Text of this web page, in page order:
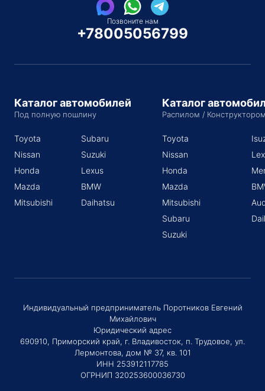
Позвоните нам
+78005056799
Каталог автомобилей
Под полную пошлину
Toyota
Nissan
Honda
Mazda
Mitsubishi
Subaru
Suzuki
Lexus
BMW
Daihatsu
Каталог
Распилом /
Toyota
Nissan
Honda
Mazda
Mitsubishi
Subaru
Suzuki
Индивидуальный предприниматель Поротников Евгений
Михайлович
Юридический адрес
690910, Приморский край, г. Владивосток, п. Трудовое, ул.
Лермонтова, дом № 37, кв. 101
ИНН 253912117785
ОГРНИП 320253600036730